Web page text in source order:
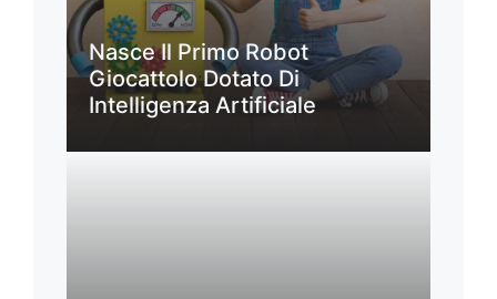
Nasce Il Primo Robot
Giocattolo Dotato Di
Intelligenza Artificiale